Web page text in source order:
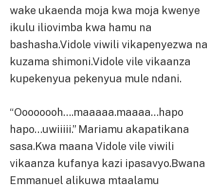
wake ukaenda moja kwa moja kwenye
ikulu iliovimba kwa hamu na
bashasha.Vidole viwili vikapenyezwa na
kuzama shimoni.Vidole vile vikaanza
kupekenyua pekenyua mule ndani.
“Oooooooh….maaaaa.maaaa…hapo
hapo…uwiiiii.” Mariamu akapatikana
sasa.Kwa maana Vidole vile viwili
vikaanza kufanya kazi ipasavyo.Bwana
Emmanuel alikuwa mtaalamu